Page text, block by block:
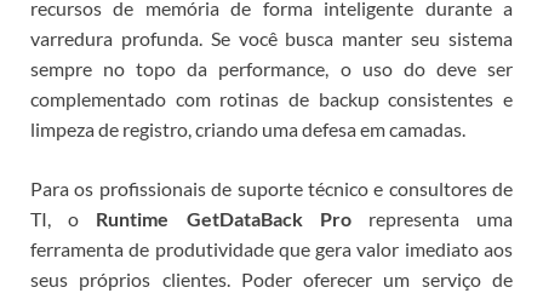
recursos de memória de forma inteligente durante a
varredura profunda. Se você busca manter seu sistema
sempre no topo da performance, o uso dodeve ser
complementado com rotinas de backup consistentes e
limpeza de registro, criando uma defesa em camadas.
Para os profissionais de suporte técnico e consultores de
TI, o Runtime GetDataBack Prorepresenta uma
ferramenta de produtividade que gera valor imediato aos
seus próprios clientes. Poder oferecer um serviço de